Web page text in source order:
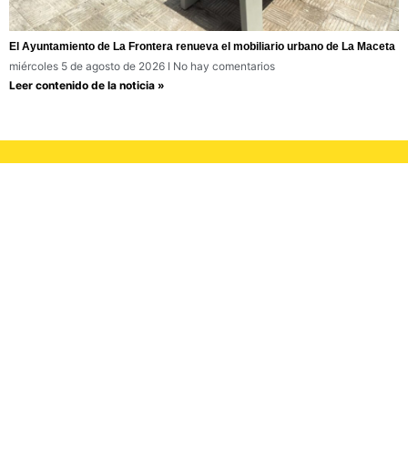
El Ayuntamiento de La Frontera renueva el mobiliario urbano de La Maceta
miércoles 5 de agosto de 2026
No hay comentarios
Leer contenido de la noticia »